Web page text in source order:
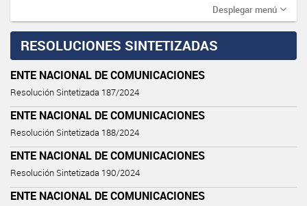
Desplegar menú
RESOLUCIONES SINTETIZADAS
ENTE NACIONAL DE COMUNICACIONES
Resolución Sintetizada 187/2024
ENTE NACIONAL DE COMUNICACIONES
Resolución Sintetizada 188/2024
ENTE NACIONAL DE COMUNICACIONES
Resolución Sintetizada 190/2024
ENTE NACIONAL DE COMUNICACIONES